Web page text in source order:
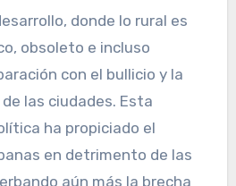
donde lo rural es
obsoleto e incluso
con el bullicio y la
las ciudades. Esta
ha propiciado el
en detrimento de las
aún más la brecha